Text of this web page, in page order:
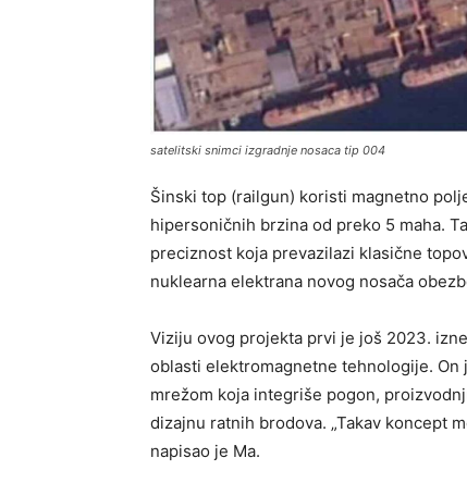
satelitski snimci izgradnje nosaca tip 004
Šinski top (railgun) koristi magnetno
hipersoničnih brzina od preko 5 maha.
preciznost koja prevazilazi klasične
nuklearna elektrana novog nosača
Viziju ovog projekta prvi je još 2023.
oblasti elektromagnetne tehnologije. On
mrežom koja integriše pogon,
dizajnu ratnih brodova. „Takav koncept
napisao je Ma.